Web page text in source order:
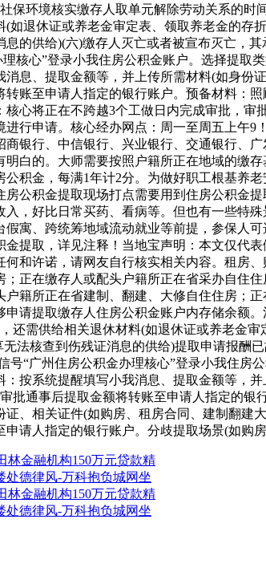
保环境核实缴存人取单元解除劳动关系的
如退休证或养老金审定表、领取养老金的存
的供给)(六)缴存人灭亡或者被宣布灭亡，
核心”登录小我住房公积金账户。选择提取
消息、提取金额等，并上传所需材料(如身
转账至申请人指定的银行账户。预备材料：
核心将正在不跨越3个工做日内完成审批，
行申请。核心经办网点：周一至周五上午9
商银行、中信银行、兴业银行、交通银行、
明白的。大师需要按照户籍所正在地域的缴
积金，每满1年计2分。为做好职工根基养
房公积金提取现场打点需要用到住房公积金
入，好比日常买药、看病等。但也有一些特
假寓、跨统筹地域流动就业等前提，参保人
金提取，详见注释！当地宝声明：本文仅代
何和许诺，请网友自行核实相关内容。租房
；正在缴存人或配头户籍所正在省采办自住
户籍所正在省建制、翻建、大修自住住房；
请提取缴存人住房公积金账户内存储余额
还需供给相关退休材料(如退休证或养老金
法核查到伤残证消息的供给)提取申请报酬
号“广州住房公积金办理核心”登录小我住房
：按系统提醒填写小我消息、提取金额等，
批通事后提取金额将转账至申请人指定的
、相关证件(如购房、租房合同、建制翻建
请人指定的银行账户。分歧提取场景(如购
林金融机构150万元贷款精
处德律风-万科抱负城网坐
林金融机构150万元贷款精
处德律风-万科抱负城网坐